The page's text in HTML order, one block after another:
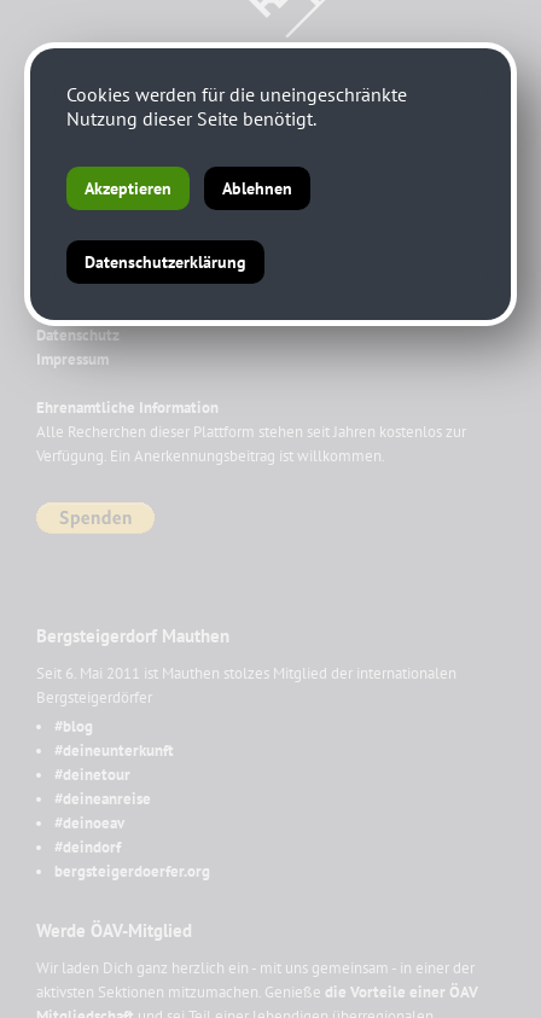
Impressum
the Lounge interactive design GmbH
1060 Wien, Hofmühlgasse 17/1/3
9640 Kötschach-Mauthen, Mauthen 33
checkin@thelounge.net
www.thelounge.net
Datenschutz
Impressum
Ehrenamtliche Information
Alle Recherchen dieser Plattform stehen seit Jahren kostenlos zur
Verfügung. Ein Anerkennungsbeitrag ist willkommen.
Bergsteigerdorf Mauthen
Seit 6. Mai 2011 ist Mauthen stolzes Mitglied der internationalen
Bergsteigerdörfer
#blog
#deineunterkunft
#deinetour
#deineanreise
#deinoeav
#deindorf
bergsteigerdoerfer.org
Werde ÖAV-Mitglied
Wir laden Dich ganz herzlich ein - mit uns gemeinsam - in einer der
aktivsten Sektionen mitzumachen. Genieße die Vorteile einer ÖAV
Cookies werden für die uneingeschränkte
Nutzung dieser Seite benötigt.
Akzeptieren Ablehnen
Datenschutzerklärung